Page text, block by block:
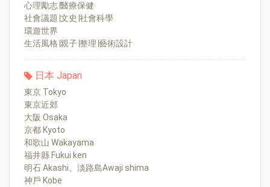
心理勵志∣醫療保健
社會議題∣文史∣社會科學
環遊世界
生活風格∣親子∣整理∣藝術設計
日本 Japan
東京 Tokyo
東京近郊
大阪 Osaka
京都 Kyoto
和歌山 Wakayama
福井縣 Fukui ken
明石 Akashi、淡路島Awaji shima
神戶 Kobe